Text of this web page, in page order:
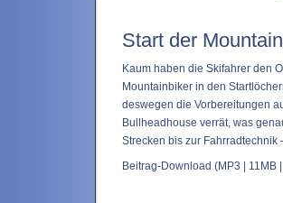
Start der
Kaum haben die Skifahrer den
Mountainbiker in den
deswegen die Vorbereitungen
Bullheadhouse verrät, was
Strecken bis zur
Beitrag-Download (MP3 | 11MB